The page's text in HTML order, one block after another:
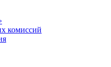
комиссий